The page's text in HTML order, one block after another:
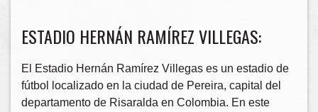
ESTADIO HERNÁN RAMÍREZ VILLEGAS:
El Estadio Hernán Ramírez Villegas es un estadio de
fútbol localizado en la ciudad de Pereira, capital del
departamento de Risaralda en Colombia. En este